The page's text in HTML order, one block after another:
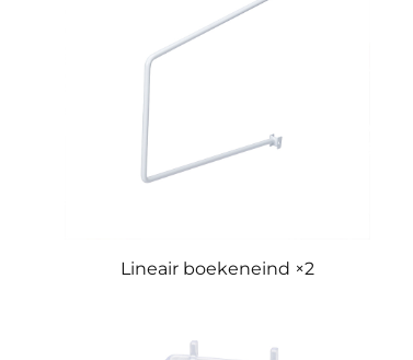
Lineair boekeneind ×2